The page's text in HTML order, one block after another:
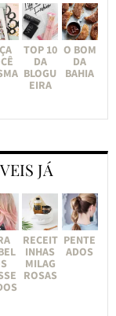
TOP 10
DA
BLOGU
EIRA
O BOM
DA
BAHIA
JÁ
RECEIT
INHAS
MILAG
ROSAS
PENTE
ADOS